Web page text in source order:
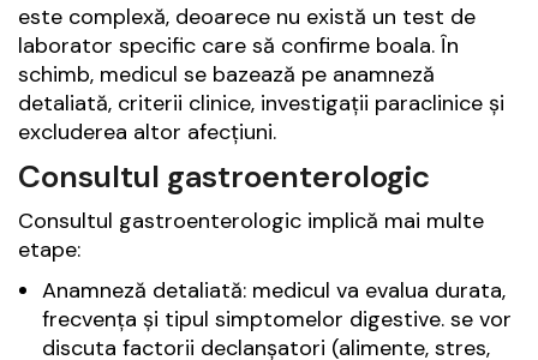
este complexă, deoarece nu există un test de
laborator specific care să confirme boala. În
schimb, medicul se bazează pe anamneză
detaliată, criterii clinice, investigații paraclinice și
excluderea altor afecțiuni.
Consultul gastroenterologic
Consultul gastroenterologic implică mai multe
etape:
Anamneză detaliată: medicul va evalua durata,
frecvența și tipul simptomelor digestive. se vor
discuta factorii declanșatori (alimente, stres,